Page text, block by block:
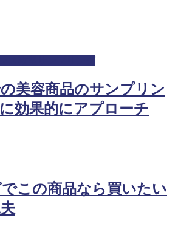
美容商品のサンプリン
効果的にアプローチ
この商品なら買いたい